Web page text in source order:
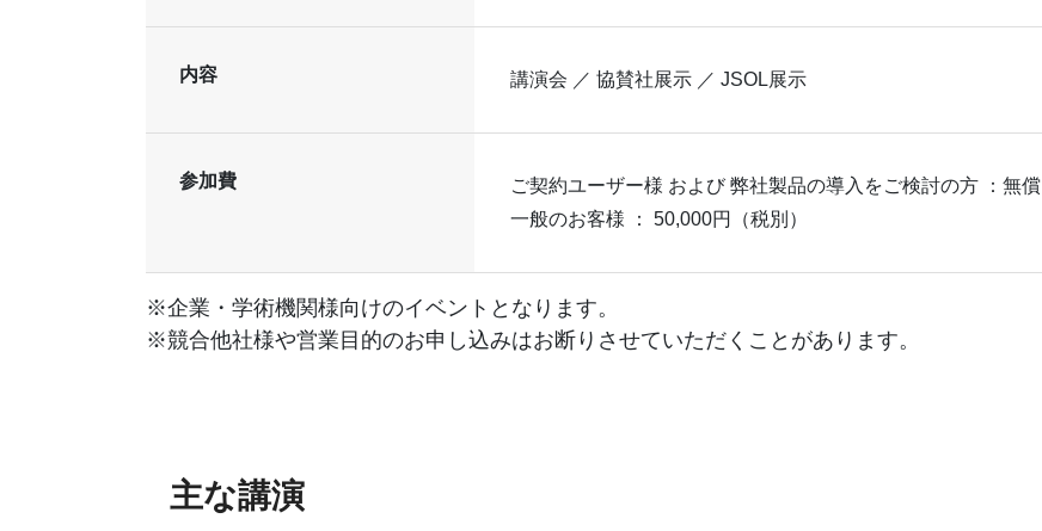
内容 講演会 ／ 協賛社展示 ／ JSOL展示
参加費
ご契約ユーザー様 および 弊社製品の導入をご検討の方 ：無償
一般のお客様 ： 50,000円（税別）
※企業・学術機関様向けのイベントとなります。
※競合他社様や営業目的のお申し込みはお断りさせていただくことがあります。
主な講演